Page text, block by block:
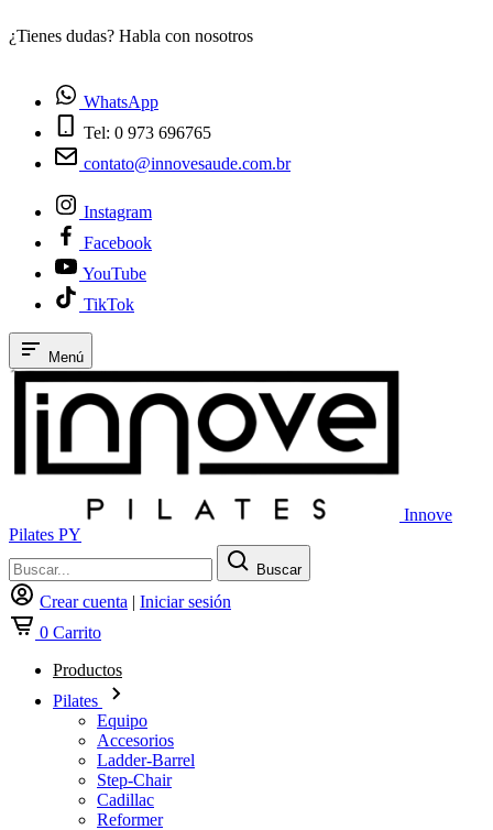
¿Tienes dudas? Habla con nosotros
WhatsApp
Tel: 0 973 696765
contato@innovesaude.com.br
Instagram
Facebook
YouTube
TikTok
Menú
Innove
Pilates PY
Buscar
Crear cuenta | Iniciar sesión
0 Carrito
Productos
Pilates
Equipo
Accesorios
Ladder-Barrel
Step-Chair
Cadillac
Reformer